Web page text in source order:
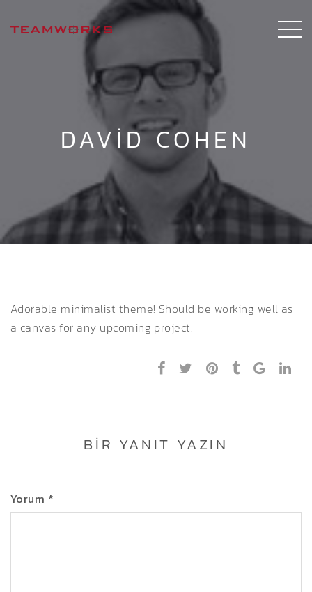
DAVID COHEN
Adorable minimalist theme! Should be working well as
a canvas for any upcoming project.
BIR YANIT YAZIN
Yorum *